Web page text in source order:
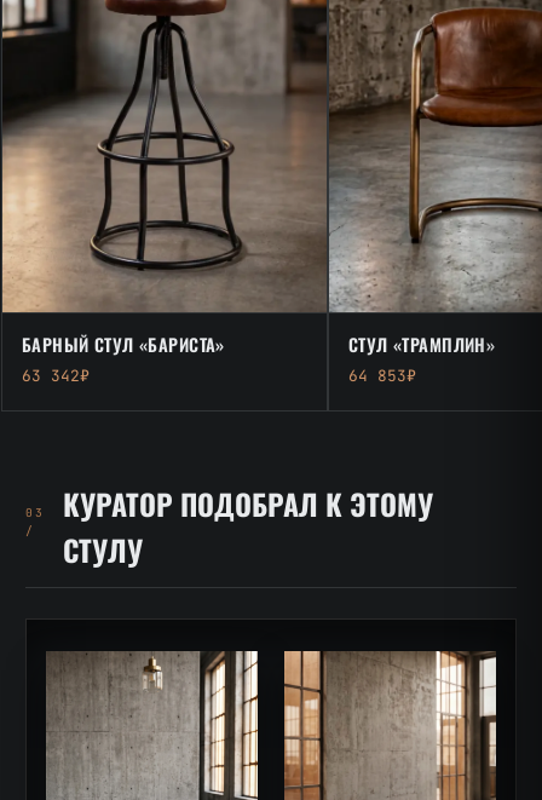
БАРНЫЙ СТУЛ «БАРИСТА»
63 342₽
СТУЛ «ТРАМПЛИН»
64 853₽
03
/
КУРАТОР ПОДОБРАЛ К ЭТОМУ
СТУЛУ